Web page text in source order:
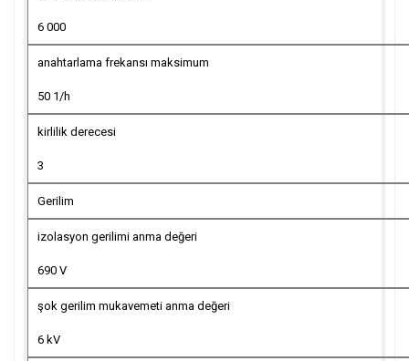
6 000
anahtarlama frekansı maksimum
50 1/h
kirlilik derecesi
3
Gerilim
izolasyon gerilimi anma değeri
690 V
şok gerilim mukavemeti anma değeri
6 kV